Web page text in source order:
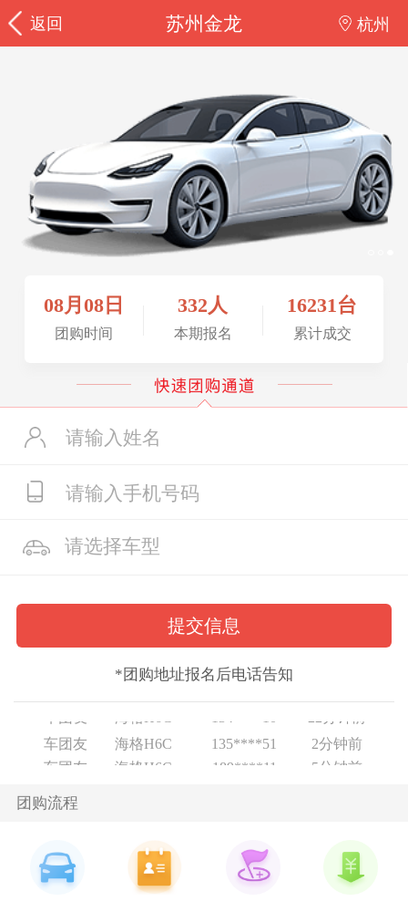
返回 苏州金龙 杭州
08月08日
团购时间
332人
本期报名
16231台
累计成交
*团购地址报名后电话告知
海格H6C 189****11
海格H6C 150****10
车团友
海格H6C 135****51
2分钟前
车团友
海格H6C 189****11
5分钟前
车团友
团购流程